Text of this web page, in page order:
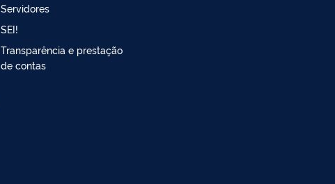
Servidores
SEI!
Transparência e prestação
de contas